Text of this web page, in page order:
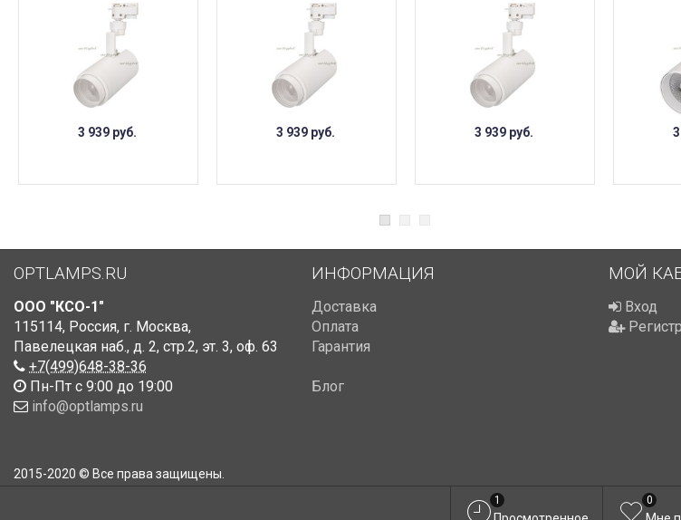
3 939 руб. 3 939 руб. 3 939 руб.
OPTLAMPS.RU
ООО "КСО-1"
115114, Россия, г. Москва,
Павелецкая наб., д. 2, стр.2, эт. 3, оф. 63
+7(499)648-38-36
Пн-Пт с 9:00 до 19:00
info@optlamps.ru
ИНФОРМАЦИЯ
Доставка
Оплата
Гарантия
Блог
МОЙ
Вход
2015-2020 © Все права защищены.
1 0